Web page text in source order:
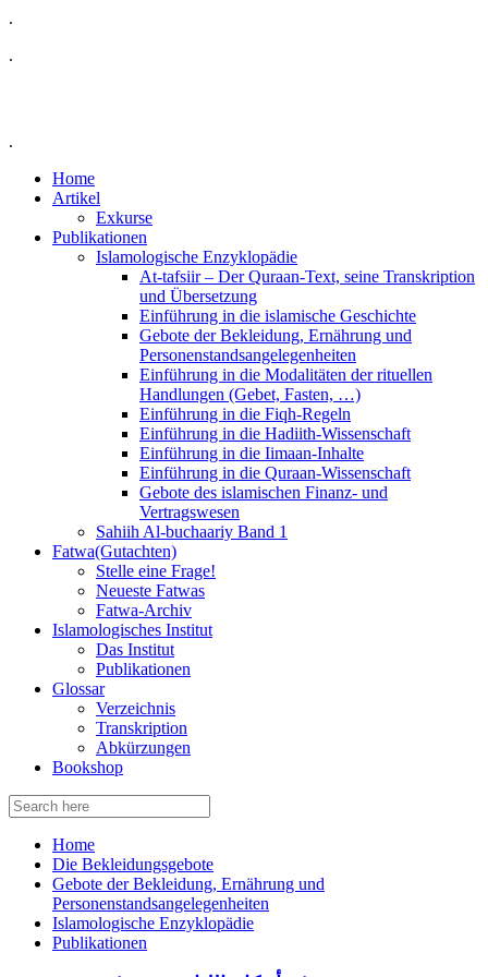
.
.
.
Home
Artikel
Exkurse
Publikationen
Islamologische Enzyklopädie
At-tafsiir – Der Quraan-Text, seine Transkription
und Übersetzung
Einführung in die islamische Geschichte
Gebote der Bekleidung, Ernährung und
Personenstandsangelegenheiten
Einführung in die Modalitäten der rituellen
Handlungen (Gebet, Fasten, …)
Einführung in die Fiqh-Regeln
Einführung in die Hadiith-Wissenschaft
Einführung in die Iimaan-Inhalte
Einführung in die Quraan-Wissenschaft
Gebote des islamischen Finanz- und
Vertragswesen
Sahiih Al-buchaariy Band 1
Fatwa(Gutachten)
Stelle eine Frage!
Neueste Fatwas
Fatwa-Archiv
Islamologisches Institut
Das Institut
Publikationen
Glossar
Verzeichnis
Transkription
Abkürzungen
Bookshop
Search
for:
Home
Die Bekleidungsgebote
Gebote der Bekleidung, Ernährung und
Personenstandsangelegenheiten
Islamologische Enzyklopädie
Publikationen